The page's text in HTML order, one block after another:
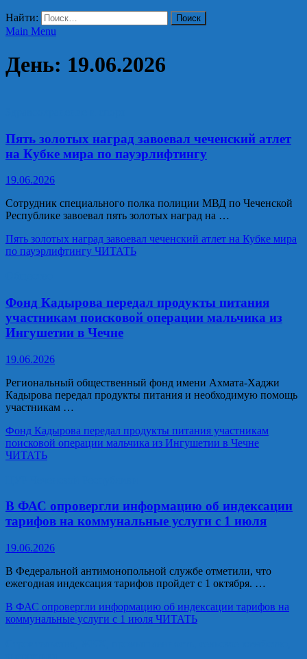
Найти:
Main Menu
День: 19.06.2026
Пять золотых наград завоевал чеченский атлет
на Кубке мира по пауэрлифтингу
19.06.2026
Сотрудник специального полка полиции МВД по Чеченской
Республике завоевал пять золотых наград на …
Пять золотых наград завоевал чеченский атлет на Кубке мира
по пауэрлифтингу ЧИТАТЬ
Фонд Кадырова передал продукты питания
участникам поисковой операции мальчика из
Ингушетии в Чечне
19.06.2026
Региональный общественный фонд имени Ахмата-Хаджи
Кадырова передал продукты питания и необходимую помощь
участникам …
Фонд Кадырова передал продукты питания участникам
поисковой операции мальчика из Ингушетии в Чечне
ЧИТАТЬ
В ФАС опровергли информацию об индексации
тарифов на коммунальные услуги с 1 июля
19.06.2026
В Федеральной антимонопольной службе отметили, что
ежегодная индексация тарифов пройдет с 1 октября. …
В ФАС опровергли информацию об индексации тарифов на
коммунальные услуги с 1 июля ЧИТАТЬ